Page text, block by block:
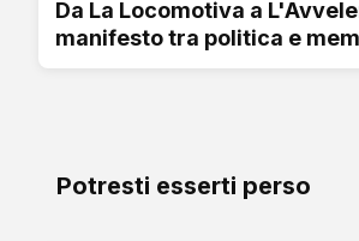
Da La Locomotiva a
manifesto tra politica e
Potresti esserti perso